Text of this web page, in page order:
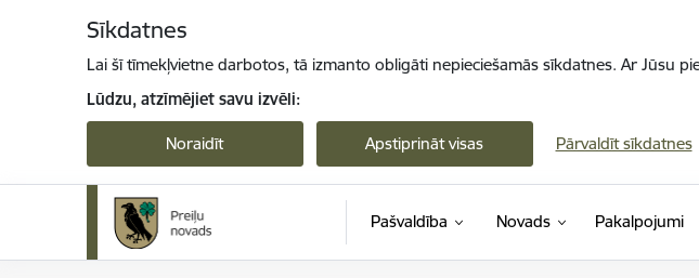
Sīkdatnes
Lai šī tīmekļvietne darbotos, tā izmanto obligāti nepieciešamās sīkdatnes. Ar Jūsu
Lūdzu, atzīmējiet savu izvēli:
Noraidīt Apstiprināt visas Pārvaldīt sīkdatnes
Pašvaldība Novads Pakalpojumi